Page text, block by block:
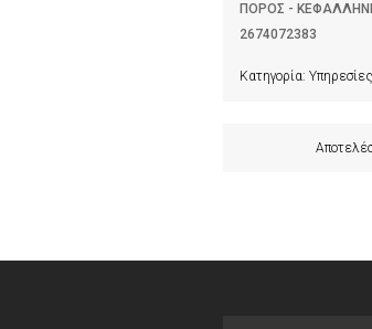
ΠΟΡΟΣ -
2674072383
Κατηγορία: